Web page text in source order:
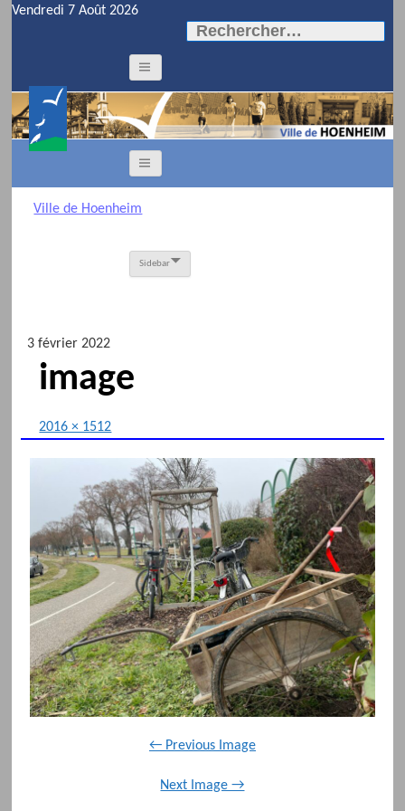
Vendredi 7 Août 2026
Rechercher :
Ville de Hoenheim
Sidebar
3 février 2022
image
2016 × 1512
← Previous Image
Next Image →